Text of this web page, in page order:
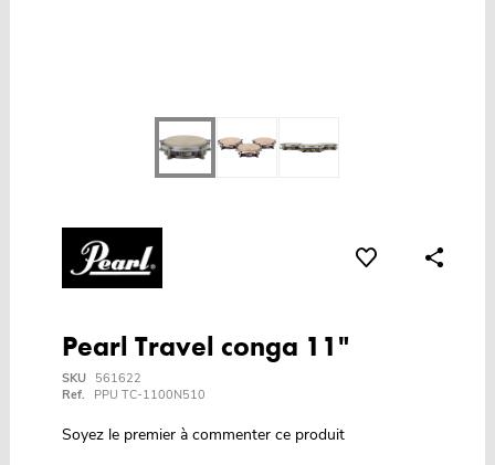
Pearl Travel conga 11"
SKU
561622
Ref.
PPU TC-1100N510
Soyez le premier à commenter ce produit